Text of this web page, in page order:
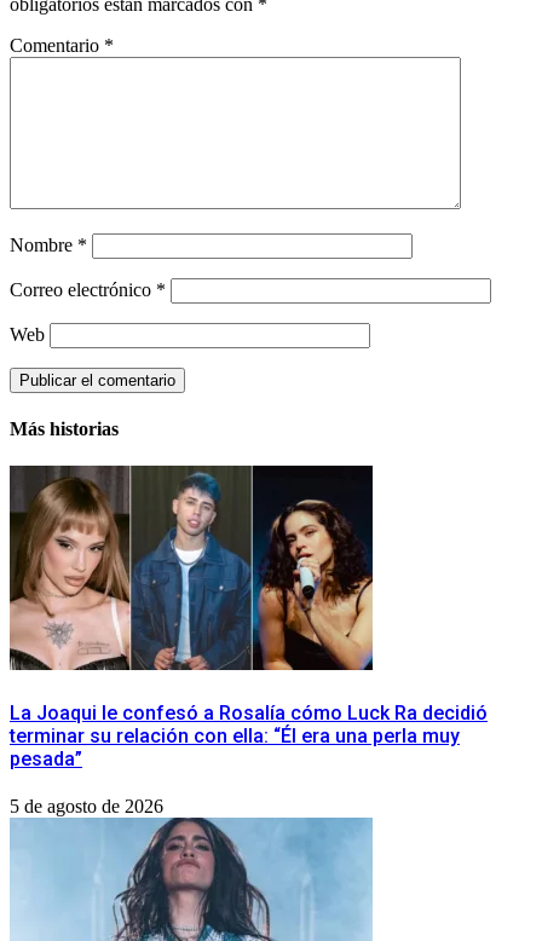
Comentario *
Nombre *
Correo electrónico *
Web
Más historias
La Joaqui le confesó a Rosalía cómo Luck Ra decidió
terminar su relación con ella: “Él era una perla muy
pesada”
5 de agosto de 2026